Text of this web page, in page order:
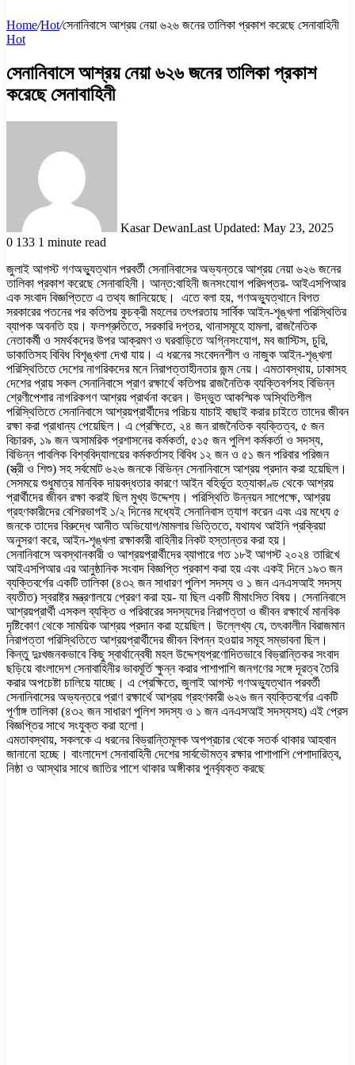
Home/Hot/সেনানিবাসে আশ্রয় নেয়া ৬২৬ জনের তালিকা প্রকাশ করেছে সেনাবাহিনী
Hot
সেনানিবাসে আশ্রয় নেয়া ৬২৬ জনের তালিকা প্রকাশ
করেছে সেনাবাহিনী
Kasar DewanLast Updated: May 23, 2025
0 133 1 minute read
জুলাই আগস্ট গণঅভ্যুত্থান পরবর্তী সেনানিবাসের অভ্যন্তরে আশ্রয় নেয়া ৬২৬ জনের
তালিকা প্রকাশ করেছে সেনাবাহিনী। আন্ত:বাহিনী জনসংযোগ পরিদপ্তর- আইএসপিআর
এক সংবাদ বিজ্ঞপ্তিতে এ তথ্য জানিয়েছে। এতে বলা হয়, গণঅভ্যুত্থানে বিগত
সরকারের পতনের পর কতিপয় কুচক্রী মহলের তৎপরতায় সার্বিক আইন-শৃঙ্খলা পরিস্থিতির
ব্যাপক অবনতি হয়। ফলশ্রুতিতে, সরকারি দপ্তর, থানাসমূহে হামলা, রাজনৈতিক
নেতাকর্মী ও সমর্থকদের উপর আক্রমণ ও ঘরবাড়িতে অগ্নিসংযোগ, মব জাস্টিস, চুরি,
ডাকাতিসহ বিবিধ বিশৃঙ্খলা দেখা যায়। এ ধরনের সংবেদনশীল ও নাজুক আইন-শৃঙ্খলা
পরিস্থিতিতে দেশের নাগরিকদের মনে নিরাপত্তাহীনতার জন্ম নেয়। এমতাবস্থায়, ঢাকাসহ
দেশের প্রায় সকল সেনানিবাসে প্রাণ রক্ষার্থে কতিপয় রাজনৈতিক ব্যক্তিবর্গসহ বিভিন্ন
শ্রেণীপেশার নাগরিকগণ আশ্রয় প্রার্থনা করেন। উদ্ভুত আকস্মিক অস্থিতিশীল
পরিস্থিতিতে সেনানিবাসে আশ্রয়প্রার্থীদের পরিচয় যাচাই বাছাই করার চাইতে তাদের জীবন
রক্ষা করা প্রাধান্য পেয়েছিল। এ প্রেক্ষিতে, ২৪ জন রাজনৈতিক ব্যক্তিত্ব, ৫ জন
বিচারক, ১৯ জন অসামরিক প্রশাসনের কর্মকর্তা, ৫১৫ জন পুলিশ কর্মকর্তা ও সদস্য,
বিভিন্ন পাবলিক বিশ্ববিদ্যালয়ের কর্মকর্তাসহ বিবিধ ১২ জন ও ৫১ জন পরিবার পরিজন
(স্ত্রী ও শিশু) সহ সর্বমোট ৬২৬ জনকে বিভিন্ন সেনানিবাসে আশ্রয় প্রদান করা হয়েছিল।
সেসময়ে শুধুমাত্র মানবিক দায়বদ্ধতার কারণে আইন বহির্ভূত হত্যাকাণ্ড থেকে আশ্রয়
প্রার্থীদের জীবন রক্ষা করাই ছিল মুখ্য উদ্দেশ্য। পরিস্থিতি উন্নয়ন সাপেক্ষে, আশ্রয়
গ্রহণকারীদের বেশিরভাগই ১/২ দিনের মধ্যেই সেনানিবাস ত্যাগ করেন এবং এর মধ্যে ৫
জনকে তাদের বিরুদ্ধে আনীত অভিযোগ/মামলার ভিত্তিতে, যথাযথ আইনি প্রক্রিয়া
অনুসরণ করে, আইন-শৃঙ্খলা রক্ষাকারী বাহিনীর নিকট হস্তান্তর করা হয়।
সেনানিবাসে অবস্থানকারী ও আশ্রয়প্রার্থীদের ব্যাপারে গত ১৮ই আগস্ট ২০২৪ তারিখে
আইএসপিআর এর আনুষ্ঠানিক সংবাদ বিজ্ঞপ্তি প্রকাশ করা হয় এবং একই দিনে ১৯৩ জন
ব্যক্তিবর্গের একটি তালিকা (৪৩২ জন সাধারণ পুলিশ সদস্য ও ১ জন এনএসআই সদস্য
ব্যতীত) স্বরাষ্ট্র মন্ত্রণালয়ে প্রেরণ করা হয়- যা ছিল একটি মীমাংসিত বিষয়। সেনানিবাসে
আশ্রয়প্রার্থী এসকল ব্যক্তি ও পরিবারের সদস্যদের নিরাপত্তা ও জীবন রক্ষার্থে মানবিক
দৃষ্টিকোণ থেকে সাময়িক আশ্রয় প্রদান করা হয়েছিল। উল্লেখ্য যে, তৎকালীন বিরাজমান
নিরাপত্তা পরিস্থিতিতে আশ্রয়প্রার্থীদের জীবন বিপন্ন হওয়ার সমূহ সম্ভাবনা ছিল।
কিন্তু দুঃখজনকভাবে কিছু স্বার্থান্বেষী মহল উদ্দেশ্যপ্রণোদিতভাবে বিভ্রান্তিকর সংবাদ
ছড়িয়ে বাংলাদেশ সেনাবাহিনীর ভাবমূর্তি ক্ষুন্ন করার পাশাপাশি জনগণের সঙ্গে দূরত্ব তৈরি
করার অপচেষ্টা চালিয়ে যাচ্ছে। এ প্রেক্ষিতে, জুলাই আগস্ট গণঅভ্যুত্থান পরবর্তী
সেনানিবাসের অভ্যন্তরে প্রাণ রক্ষার্থে আশ্রয় গ্রহণকারী ৬২৬ জন ব্যক্তিবর্গের একটি
পূর্ণাঙ্গ তালিকা (৪৩২ জন সাধারণ পুলিশ সদস্য ও ১ জন এনএসআই সদস্যসহ) এই প্রেস
বিজ্ঞপ্তির সাথে সংযুক্ত করা হলো।
এমতাবস্থায়, সকলকে এ ধরনের বিভ্রান্তিমূলক অপপ্রচার থেকে সতর্ক থাকার আহবান
জানানো হচ্ছে। বাংলাদেশ সেনাবাহিনী দেশের সার্বভৌমত্ব রক্ষার পাশাপাশি পেশাদারিত্ব,
নিষ্ঠা ও আস্থার সাথে জাতির পাশে থাকার অঙ্গীকার পুনর্ব্যক্ত করছে